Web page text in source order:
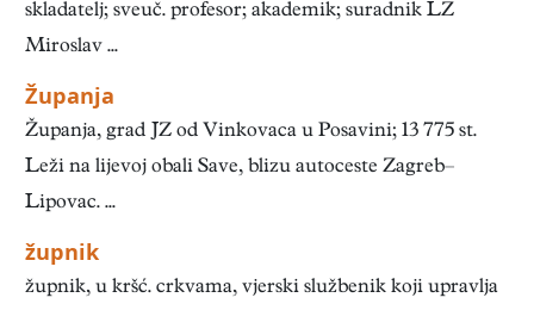
skladatelj; sveuč. profesor; akademik; suradnik LZ
Miroslav ...
Županja
Županja, grad JZ od Vinkovaca u Posavini; 13 775 st.
Leži na lijevoj obali Save, blizu autoceste Zagreb–
Lipovac. ...
župnik
župnik, u kršć. crkvama, vjerski službenik koji upravlja